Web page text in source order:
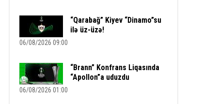
“Qarabağ” Kiyev “Dinamo”su
ilə üz-üzə!
06/08/2026 09:00
“Brann” Konfrans Liqasında
“Apollon”a uduzdu
06/08/2026 01:00